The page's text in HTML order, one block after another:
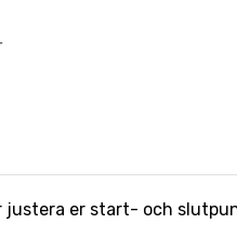
justera er start- och